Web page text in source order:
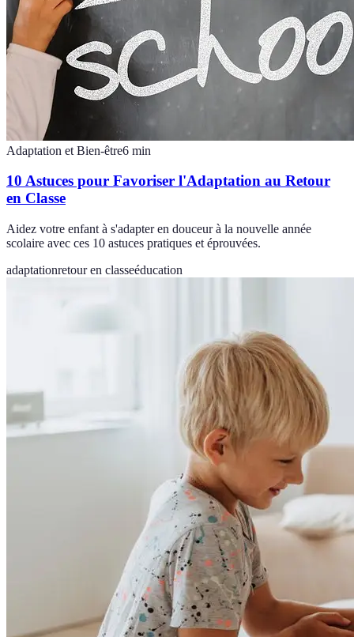
Adaptation et Bien-être6 min
10 Astuces pour Favoriser l'Adaptation au Retour
en Classe
Aidez votre enfant à s'adapter en douceur à la nouvelle année
scolaire avec ces 10 astuces pratiques et éprouvées.
adaptationretour en classeéducation